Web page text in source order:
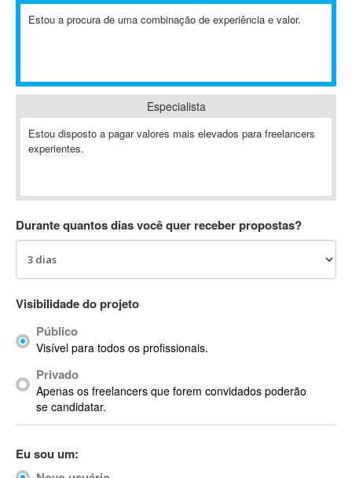
AbleCommerce
Ableton Push
Abstract Window Toolkit (AWT)
Absynth
ACARS
AccountMate
ACDSee
ACID Pro
ACPI
Acrobat
Acrobat X
Acronis
Actian
Actimize
ActionScript
Active Directory
Estou a procura de uma combinação de experiência e valor.
Especialista
Estou disposto a pagar valores mais elevados para freelancers
experientes.
Durante quantos dias você quer receber propostas?
Visibilidade do projeto
Público
Visível para todos os profissionais.
Privado
Apenas os freelancers que forem convidados poderão
se candidatar.
Eu sou um: